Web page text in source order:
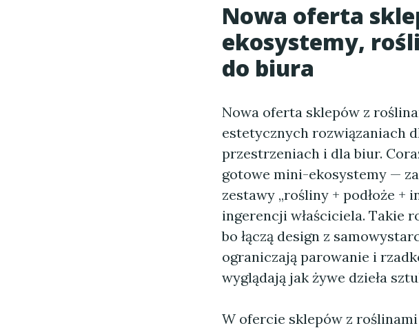
Nowa oferta
ekosystemy,
do biura
Nowa oferta sklepów z
estetycznych rozwiązaniach
przestrzeniach i dla biur.
gotowe mini-ekosystemy —
zestawy „rośliny + podłoże +
ingerencji właściciela. Takie
bo łączą design z
ograniczają parowanie i
wyglądają jak żywe dzieła
W ofercie sklepów z